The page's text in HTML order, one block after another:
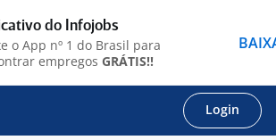
Login
do Infojobs
o App nº 1 do Brasil para
empregos GRÁTIS!!